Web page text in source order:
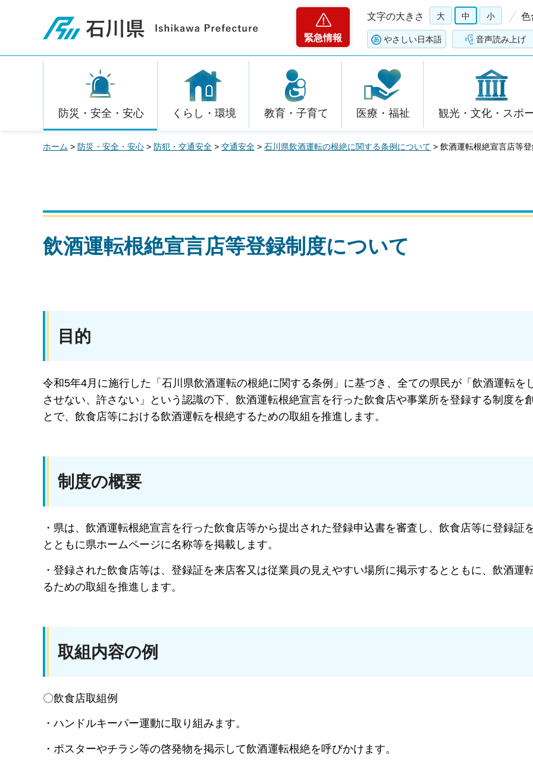
石川県
緊急情報
文字の大きさ 大 中 小 色
やさしい日本語 音声読み上げ
防災・安全・安心 くらし・環境 教育・子育て 医療・福祉 観光・文化・スポ
ホーム > 防災・安全・安心 > 防犯・交通安全 > 交通安全 > 石川県飲酒運転の根絶に関する条例について > 飲酒運転根絶宣言店等
飲酒運転根絶宣言店等登録制度について
目的
令和5年4月に施行した「石川県飲酒運転の根絶に関する条例」に基づき、全ての県民が「飲酒運転を
させない、許さない」という認識の下、飲酒運転根絶宣言を行った飲食店や事業所を登録する制度を
とで、飲食店等における飲酒運転を根絶するための取組を推進します。
制度の概要
・県は、飲酒運転根絶宣言を行った飲食店等から提出された登録申込書を審査し、飲食店等に登録証
とともに県ホームページに名称等を掲載します。
・登録された飲食店等は、登録証を来店客又は従業員の見えやすい場所に掲示するとともに、飲酒運
るための取組を推進します。
取組内容の例
〇飲食店取組例
・ハンドルキーパー運動に取り組みます。
・ポスターやチラシ等の啓発物を掲示して飲酒運転根絶を呼びかけます。